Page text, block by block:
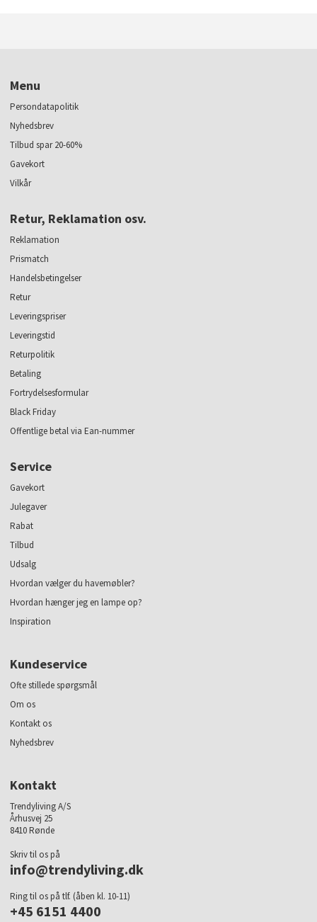
Menu
Persondatapolitik
Nyhedsbrev
Tilbud spar 20-60%
Gavekort
Vilkår
Retur, Reklamation osv.
Reklamation
Prismatch
Handelsbetingelser
Retur
Leveringspriser
Leveringstid
Returpolitik
Betaling
Fortrydelsesformular
Black Friday
Offentlige betal via Ean-nummer
Service
Gavekort
Julegaver
Rabat
Tilbud
Udsalg
Hvordan vælger du havemøbler?
Hvordan hænger jeg en lampe op?
Inspiration
Kundeservice
Ofte stillede spørgsmål
Om os
Kontakt os
Nyhedsbrev
Kontakt
Trendyliving A/S
Århusvej 25
8410 Rønde
Skriv til os på
info@trendyliving.dk
Ring til os på tlf. (åben kl. 10-11)
+45 6151 4400